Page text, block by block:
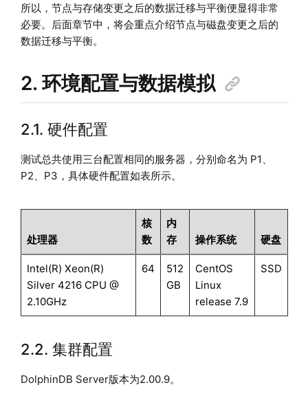
所以，节点与存储变更之后的数据迁移与平衡便显得非常
必要。后面章节中，将会重点介绍节点与磁盘变更之后的
数据迁移与平衡。
2. 环境配置与数据模拟
2.1. 硬件配置
测试总共使用三台配置相同的服务器，分别命名为 P1、
P2、P3，具体硬件配置如表所示。
处理器
核
数
内
存
操作系统 硬盘
Intel(R) Xeon(R)
Silver 4216 CPU @
2.10GHz
64
512
GB
CentOS
Linux
release 7.9
SSD
2.2. 集群配置
DolphinDB Server版本为2.00.9。